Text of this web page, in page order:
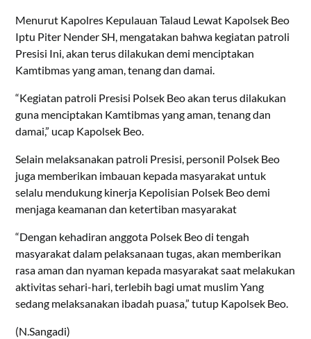
Menurut Kapolres Kepulauan Talaud Lewat Kapolsek Beo
Iptu Piter Nender SH, mengatakan bahwa kegiatan patroli
Presisi Ini, akan terus dilakukan demi menciptakan
Kamtibmas yang aman, tenang dan damai.
“Kegiatan patroli Presisi Polsek Beo akan terus dilakukan
guna menciptakan Kamtibmas yang aman, tenang dan
damai,” ucap Kapolsek Beo.
Selain melaksanakan patroli Presisi, personil Polsek Beo
juga memberikan imbauan kepada masyarakat untuk
selalu mendukung kinerja Kepolisian Polsek Beo demi
menjaga keamanan dan ketertiban masyarakat
“Dengan kehadiran anggota Polsek Beo di tengah
masyarakat dalam pelaksanaan tugas, akan memberikan
rasa aman dan nyaman kepada masyarakat saat melakukan
aktivitas sehari-hari, terlebih bagi umat muslim Yang
sedang melaksanakan ibadah puasa,” tutup Kapolsek Beo.
(N.Sangadi)